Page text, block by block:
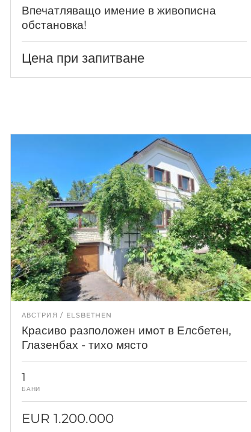
Впечатляващо имение в живописна
обстановка!
Цена при запитване
АВСТРИЯ ELSBETHEN
Красиво разположен имот в Елсбетен,
Глазенбах - тихо място
1
БАНИ
EUR 1.200.000